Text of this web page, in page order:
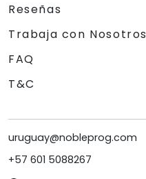
Reseñas
Trabaja con Nosotros
FAQ
T&C
uruguay@nobleprog.com
+57 601 5088267